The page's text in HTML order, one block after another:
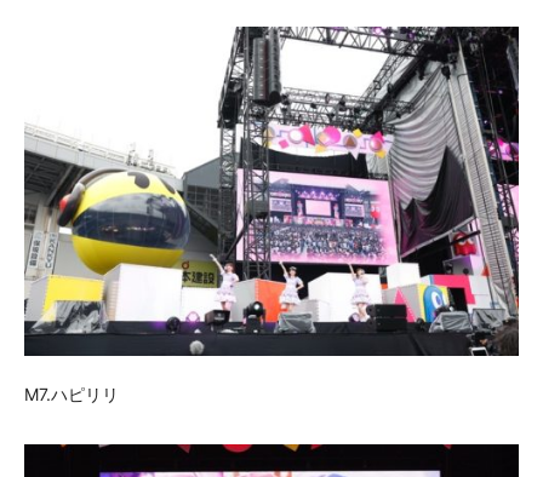
M7.ハピリリ